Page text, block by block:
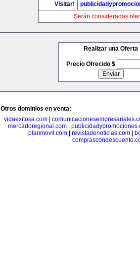
Visitar!
Serán consideradas
Realizar una Oferta
Precio Ofrecido $
Otros dominios en venta:
vidaexitosa.com|
mercadoregional.com
planmovil.com| revistadenoticias.com|